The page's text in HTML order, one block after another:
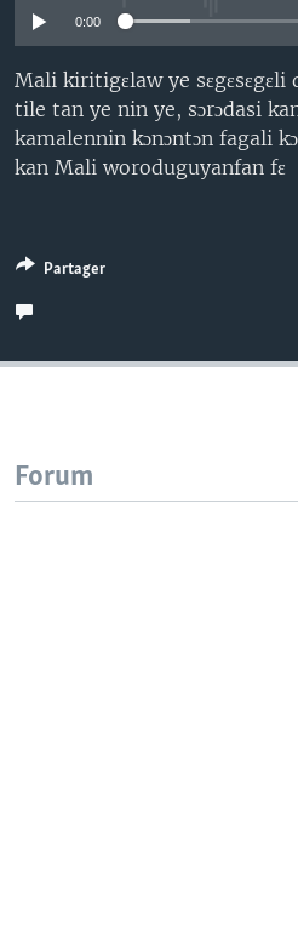
0:00
Mali kiritigɛlaw ye sɛgɛsɛgɛli
tile tan ye nin ye, sɔrɔdasi
kamalennin kɔnɔntɔn fagali
kan Mali woroduguyanfan fɛ
Partager
Forum